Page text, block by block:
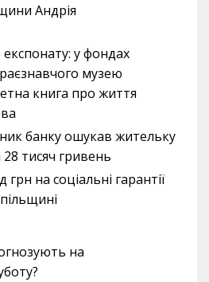
Андрія
експонату: у фондах
музею
книга про життя
банку ошукав жительку
тисяч гривень
на соціальні гарантії
на